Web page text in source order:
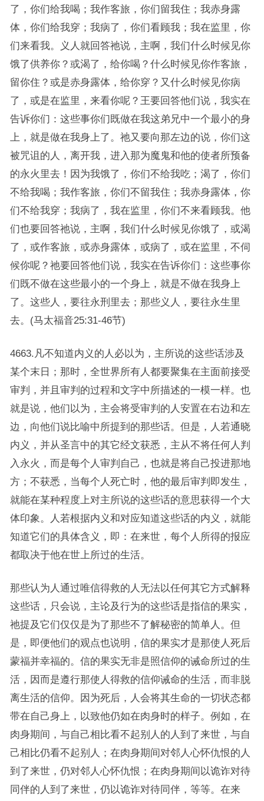
了，你们给我喝；我作客旅，你们留我住；我赤身露
体，你们给我穿；我病了，你们看顾我；我在监里，你
们来看我。义人就回答祂说，主啊，我们什么时候见你
饿了供养你？或渴了，给你喝？什么时候见你作客旅，
留你住？或是赤身露体，给你穿？又什么时候见你病
了，或是在监里，来看你呢？王要回答他们说，我实在
告诉你们：这些事你们既做在我这弟兄中一个最小的身
上，就是做在我身上了。祂又要向那左边的说，你们这
被咒诅的人，离开我，进入那为魔鬼和他的使者所预备
的永火里去！因为我饿了，你们不给我吃；渴了，你们
不给我喝；我作客旅，你们不留我住；我赤身露体，你
们不给我穿；我病了，我在监里，你们不来看顾我。他
们也要回答祂说，主啊，我们什么时候见你饿了，或渴
了，或作客旅，或赤身露体，或病了，或在监里，不伺
候你呢？祂要回答他们说，我实在告诉你们：这些事你
们既不做在这些最小的一个身上，就是不做在我身上
了。这些人，要往永刑里去；那些义人，要往永生里
去。(马太福音25:31-46节)
4663.凡不知道内义的人必以为，主所说的这些话涉及
某个末日；那时，全世界所有人都要聚集在主面前接受
审判，并且审判的过程和文字中所描述的一模一样。也
就是说，他们以为，主会将受审判的人安置在右边和左
边，向他们说比喻中所提到的那些话。但是，人若通晓
内义，并从圣言中的其它经文获悉，主从不将任何人判
入永火，而是每个人审判自己，也就是将自己投进那地
方；不获悉，当每个人死亡时，他的最后审判即发生，
就能在某种程度上对主所说的这些话的意思获得一个大
体印象。人若根据内义和对应知道这些话的内义，就能
知道它们的具体含义，即：在来世，每个人所得的报应
都取决于他在世上所过的生活。
那些认为人通过唯信得救的人无法以任何其它方式解释
这些话，只会说，主论及行为的这些话是指信的果实，
祂提及它们仅仅是为了那些不了解秘密的简单人。但
是，即便他们的观点也说明，信的果实才是那使人死后
蒙福并幸福的。信的果实无非是照信仰的诫命所过的生
活，因而是遵行那使人得救的信仰诫命的生活，而非脱
离生活的信仰。因为死后，人会将其生命的一切状态都
带在自己身上，以致他仍如在肉身时的样子。例如，在
肉身期间，与自己相比看不起别人的人到了来世，与自
己相比仍看不起别人；在肉身期间对邻人心怀仇恨的人
到了来世，仍对邻人心怀仇恨；在肉身期间以诡诈对待
同伴的人到了来世，仍以诡诈对待同伴，等等。在来